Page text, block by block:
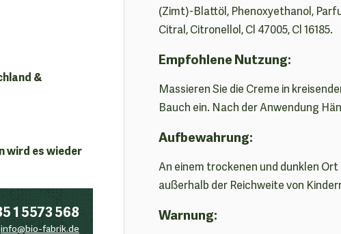
&
wird es wieder
1 5573 568
info@bio-fabrik.de
(Zimt)-Blattöl, Phenoxyethanol,
Citral, Citronellol, Cl 47005, Cl 16185.
Empfohlene Nutzung:
Massieren Sie die Creme in
Bauch ein. Nach der Anwendung
Aufbewahrung:
An einem trockenen und dunklen Ort
außerhalb der Reichweite von
Warnung: